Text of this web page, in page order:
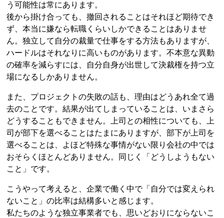
う可能性は常にあります。
後から掛け合っても、撤回されることはそれほど期待でき
ず、本当に嫌なら転職くらいしかできることはありませ
ん。独立して自分の裁量で仕事をする方法もありますが、
ハードルはそれなりに高いものがあります。不本意な異動
の確率を減らすには、自分自身が出世して決裁権を持つ立
場になるしかありません。
また、プロジェクトの失敗の話も、理由はどうあれ全て過
去のことです。結果が出てしまっていることは、いまさら
どうすることもできません。上司との相性についても、上
司が部下を選べることはたまにありますが、部下が上司を
選べることは、よほど特殊な事情がない限り会社の中では
おそらくほとんどありません。同じく「どうしようもない
こと」です。
こうやって考えると、企業で働く中で「自分では変えられ
ないこと」の比率は結構多いと感じます。
私たちのような独立事業者でも、思いどおりにならないこ